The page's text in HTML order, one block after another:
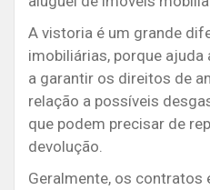
A vistoria é um grande
imobiliárias, porque
a garantir os direitos de
relação a possíveis
que podem precisar de
devolução.
Geralmente, os contratos